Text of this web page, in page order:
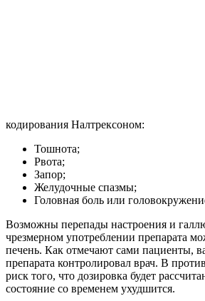
кодирования Налтрексоном:
Тошнота;
Рвота;
Запор;
Желудочные спазмы;
Головная боль или
Возможны перепады настроения и
чрезмерном употреблении препарата
печень. Как отмечают сами пациенты,
препарата контролировал врач. В
риск того, что дозировка будет
состояние со временем ухудшится.